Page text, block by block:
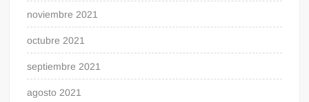
noviembre 2021
octubre 2021
septiembre 2021
agosto 2021